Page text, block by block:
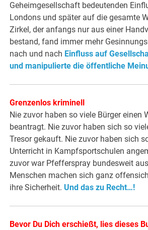
Geheimgesellschaft bedeutenden
Londons und später auf die gesamte
Zirkel, der anfangs nur aus einer
bestand, fand immer mehr
nach und nach Einfluss auf
und manipulierte die öffentliche
Grenzenlos kriminell
Nie zuvor haben so viele Bürger einen
beantragt. Nie zuvor haben sich so
Tresor gekauft. Nie zuvor haben sich
Unterricht in Kampfsportschulen
zuvor war Pfefferspray bundesweit
Menschen machen sich ganz
ihre Sicherheit. Und das zu Recht…!
Bevor Du Dich erschießt, lies dieses